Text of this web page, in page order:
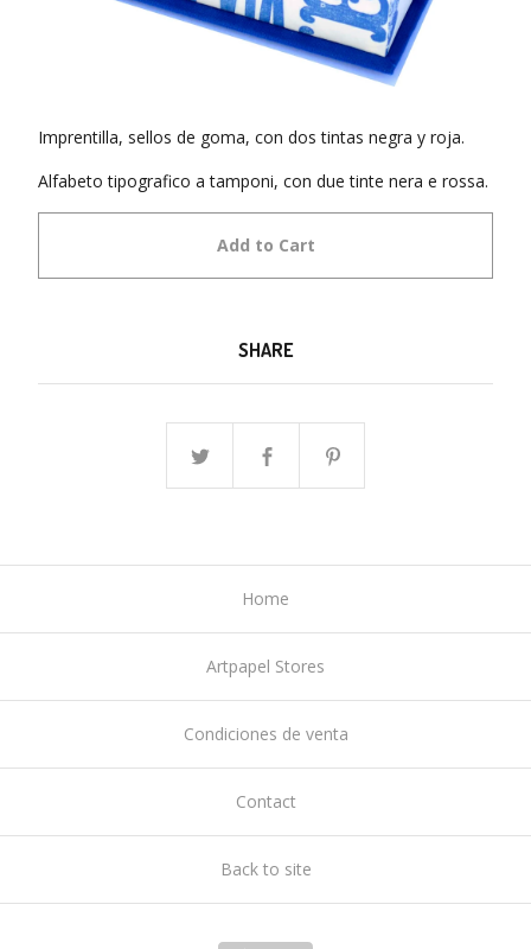
Imprentilla, sellos de goma, con dos tintas negra y roja.
Alfabeto tipografico a tamponi, con due tinte nera e rossa.
Add to Cart
SHARE
Home
Artpapel Stores
Condiciones de venta
Contact
Back to site